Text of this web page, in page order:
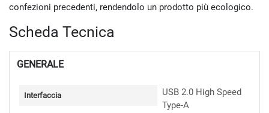
confezioni precedenti, rendendolo un prodotto più ecologico.
Scheda Tecnica
GENERALE
Interfaccia
USB 2.0 High Speed
Type-A